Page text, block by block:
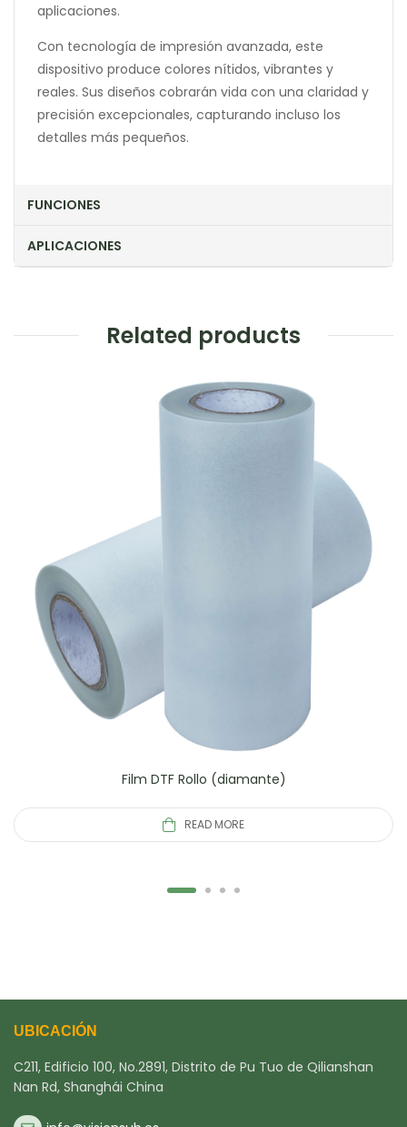
aplicaciones.
Con tecnología de impresión avanzada, este
dispositivo produce colores nítidos, vibrantes y
reales. Sus diseños cobrarán vida con una claridad y
precisión excepcionales, capturando incluso los
detalles más pequeños.
FUNCIONES
APLICACIONES
Related products
Film DTF Rollo (diamante)
READ MORE
UBICACIÓN
C211, Edificio 100, No.2891, Distrito de Pu Tuo de Qilianshan
Nan Rd, Shanghái China